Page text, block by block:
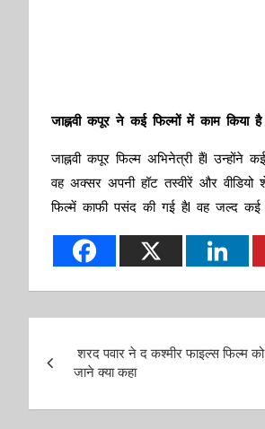
जाह्नवी कपूर ने कई फिल्मों में काम किया है
जाह्नवी कपूर फिल्म अभिनेत्री हैंl उन्होंने
वह अक्सर अपनी हॉट तस्वीरें और वीडियो
फिल्में काफी पसंद की गई हैl वह जल्द
navigation
शरद पवार ने द कश्मीर फाइल्स फिल्म को
जाने क्या कहा